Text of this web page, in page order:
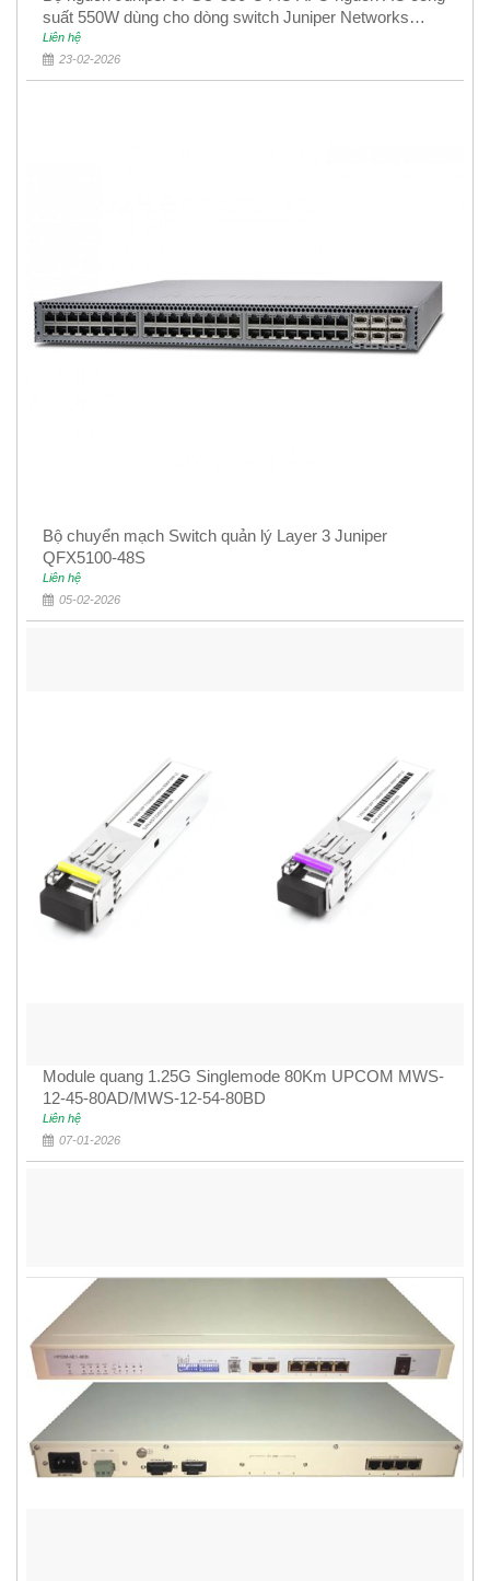
suất 550W dùng cho dòng switch Juniper Networks
EX4400
Liên hệ
23-02-2026
Bộ chuyển mạch Switch quản lý Layer 3 Juniper
QFX5100-48S
Liên hệ
05-02-2026
Module quang 1.25G Singlemode 80Km UPCOM MWS-
12-45-80AD/MWS-12-54-80BD
Liên hệ
07-01-2026